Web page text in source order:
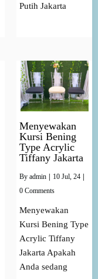
Putih Jakarta
Menyewakan
Kursi Bening
Type Acrylic
Tiffany Jakarta
By admin 10 Jul, 24
0 Comments
Menyewakan
Kursi Bening Type
Acrylic Tiffany
Jakarta Apakah
Anda sedang